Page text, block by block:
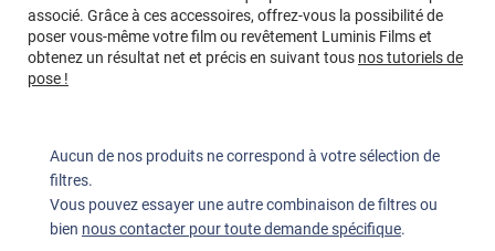
associé. Grâce à ces accessoires, offrez-vous la possibilité de
poser vous-même votre film ou revêtement Luminis Films et
obtenez un résultat net et précis en suivant tous nos tutoriels de
pose !
Aucun de nos produits ne correspond à votre sélection de
filtres.
Vous pouvez essayer une autre combinaison de filtres ou
bien nous contacter pour toute demande spécifique.